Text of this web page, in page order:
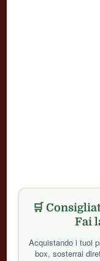
🛒
Fai
Acquistando i tuoi
box, sosterrai